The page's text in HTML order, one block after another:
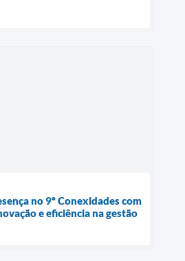
no 9º Conexidades com
e eficiência na gestão